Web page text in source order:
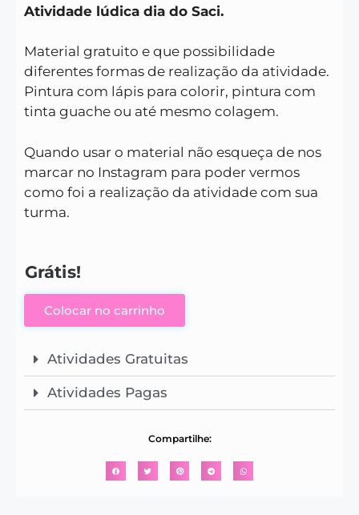
Atividade lúdica dia do Saci.
Material gratuito e que possibilidade
diferentes formas de realização da atividade.
Pintura com lápis para colorir, pintura com
tinta guache ou até mesmo colagem.
Quando usar o material não esqueça de nos
marcar no Instagram para poder vermos
como foi a realização da atividade com sua
turma.
Grátis!
Colocar no carrinho
Atividades Gratuitas
Atividades Pagas
Compartilhe: